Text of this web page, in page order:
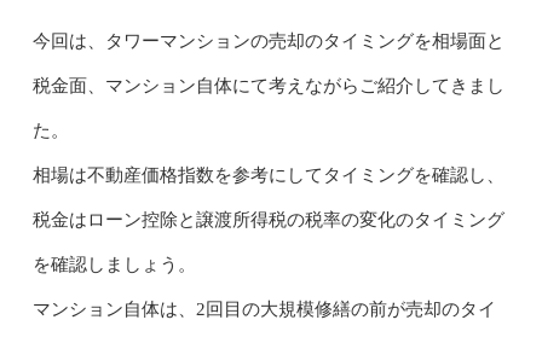
今回は、タワーマンションの売却のタイミングを相場面と
税金面、マンション自体にて考えながらご紹介してきまし
た。
相場は不動産価格指数を参考にしてタイミングを確認し、
税金はローン控除と譲渡所得税の税率の変化のタイミング
を確認しましょう。
マンション自体は、2回目の大規模修繕の前が売却のタイ